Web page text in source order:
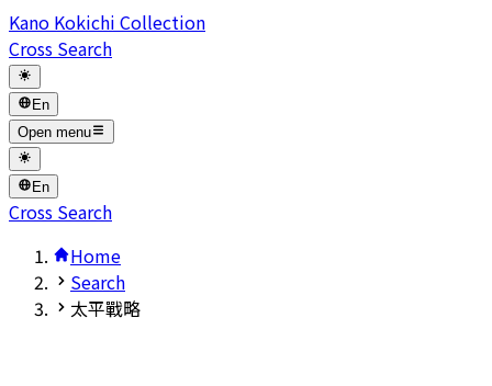
Kano Kokichi Collection
Cross Search
En
Open menu
En
Cross Search
Home
Search
太平戰略